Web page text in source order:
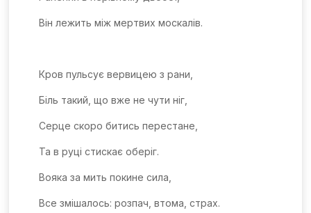
Він лежить між мертвих москалів.
Кров пульсує вервицею з рани,
Біль такий, що вже не чути ніг,
Серце скоро битись перестане,
Та в руці стискає оберіг.
Вояка за мить покине сила,
Все змішалось: розпач, втома, страх.